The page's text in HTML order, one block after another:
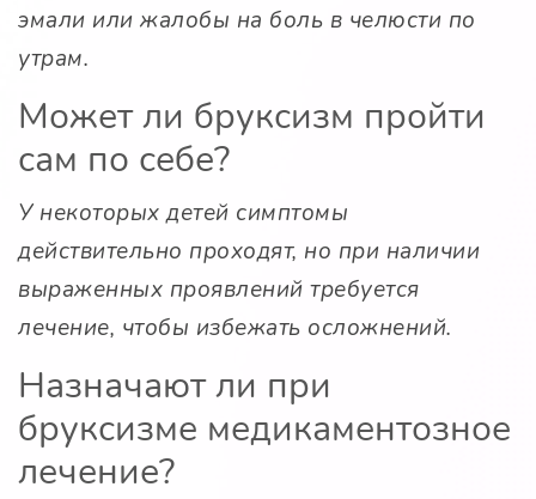
эмали или жалобы на боль в челюсти по
утрам.
Может ли бруксизм пройти
сам по себе?
У некоторых детей симптомы
действительно проходят, но при наличии
выраженных проявлений требуется
лечение, чтобы избежать осложнений.
Назначают ли при
бруксизме медикаментозное
лечение?